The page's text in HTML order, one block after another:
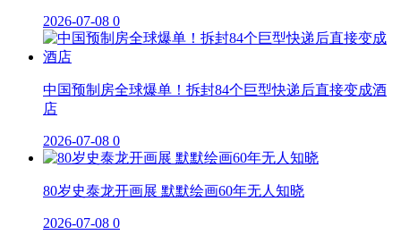
2026-07-08 0
中国预制房全球爆单！拆封84个巨型快递后直接变成酒
店
2026-07-08 0
80岁史泰龙开画展 默默绘画60年无人知晓
2026-07-08 0